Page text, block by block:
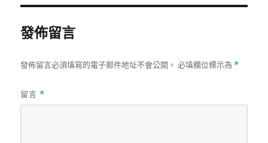
發佈留言
發佈留言必須填寫的電子郵件地址不會公開。 必填欄位標示為 *
留言 *